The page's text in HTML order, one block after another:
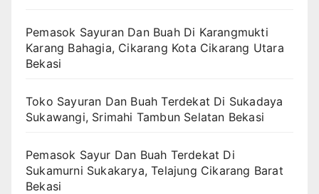
Pemasok Sayuran Dan Buah Di Karangmukti
Karang Bahagia, Cikarang Kota Cikarang Utara
Bekasi
Toko Sayuran Dan Buah Terdekat Di Sukadaya
Sukawangi, Srimahi Tambun Selatan Bekasi
Pemasok Sayur Dan Buah Terdekat Di
Sukamurni Sukakarya, Telajung Cikarang Barat
Bekasi